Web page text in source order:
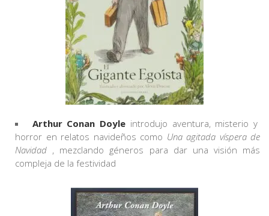
Arthur Conan Doyle introdujo aventura, misterio y
horror en relatos navideños como Una agitada víspera de
Navidad , mezclando géneros para dar una visión más
compleja de la festividad